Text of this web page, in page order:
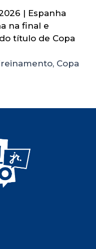
| Espanha
na final e
título de Copa
Copa